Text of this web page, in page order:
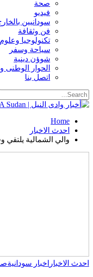
صحة
فيديو
سودانيين
فن وثقافة
تكنولوجيا وعلوم
سياحة وسفر
شوؤن دينية
الحوار الوطنى
اتصل بنا
Home
احدث الاخبار
‏والي الشمالية يلتقي
احدث الاخبار اخبار سودانية